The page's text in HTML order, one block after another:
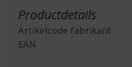
Productdetails
Artikelcode fabrikant
EAN